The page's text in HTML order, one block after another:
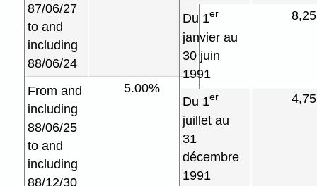
87/06/27
to and
including
88/06/24
From and
including
88/06/25
to and
including
88/12/30
5.00%
Du 1er
janvier au
30 juin
1991
Du 1er
juillet au
31
décembre
1991